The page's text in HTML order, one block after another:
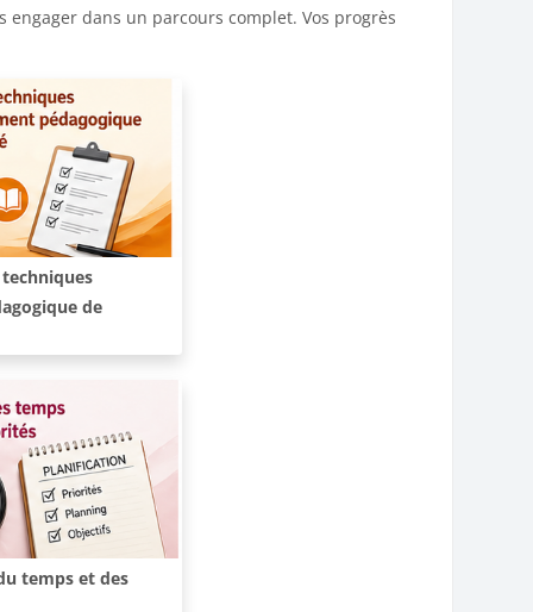
dans un parcours complet. Vos progrès
de
temps et des